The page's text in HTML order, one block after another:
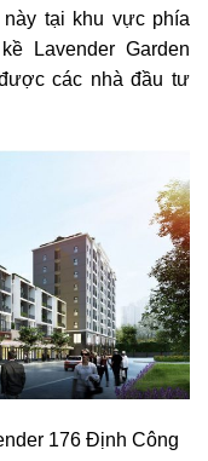
tại khu vực phía
Lavender Garden
các nhà đầu tư
176 Định Công